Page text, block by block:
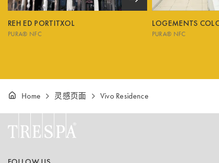
REH ED PORTITXOL
PURA® NFC
LOGEMENTS
PURA® NFC
Home 灵感页面 Vivo Residence